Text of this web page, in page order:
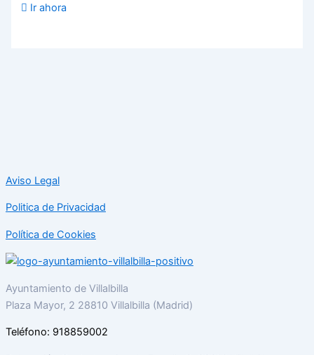
Ir ahora
Aviso Legal
Politica de Privacidad
Política de Cookies
Ayuntamiento de Villalbilla
Plaza Mayor, 2 28810 Villalbilla (Madrid)
Teléfono: 918859002